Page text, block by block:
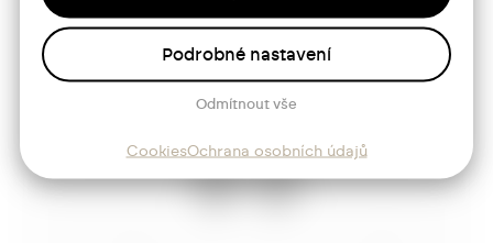
Odmítnout vše
Podrobné nastavení
CookiesOchrana osobních údajů
Blog
Kontakt